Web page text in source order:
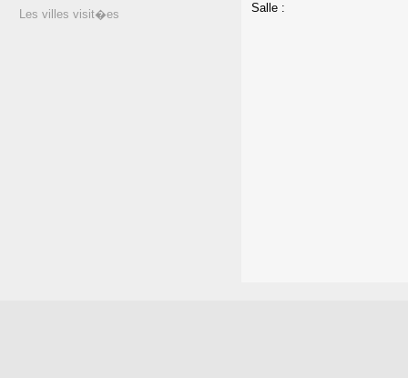
Les villes visit�es
Salle :